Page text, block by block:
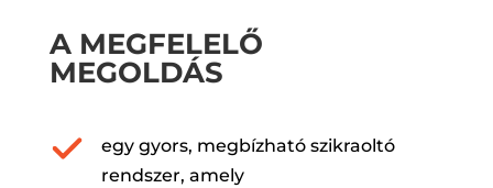
A MEGFELELŐ
MEGOLDÁS
egy gyors, megbízható szikraoltó
rendszer, amely